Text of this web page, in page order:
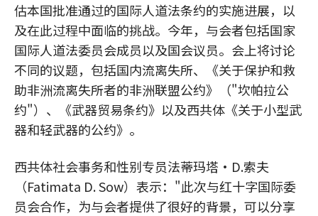
估本国批准通过的国际人道法条约的实施进展，以
及在此过程中面临的挑战。今年，与会者包括国家
国际人道法委员会成员以及国会议员。会上将讨论
不同的议题，包括国内流离失所、《关于保护和救
助非洲流离失所者的非洲联盟公约》（"坎帕拉公
约"）、《武器贸易条约》以及西共体《关于小型武
器和轻武器的公约》。
西共体社会事务和性别专员法蒂玛塔·D.索夫
（Fatimata D. Sow）表示："此次与红十字国际委
员会合作，为与会者提供了很好的背景，可以分享